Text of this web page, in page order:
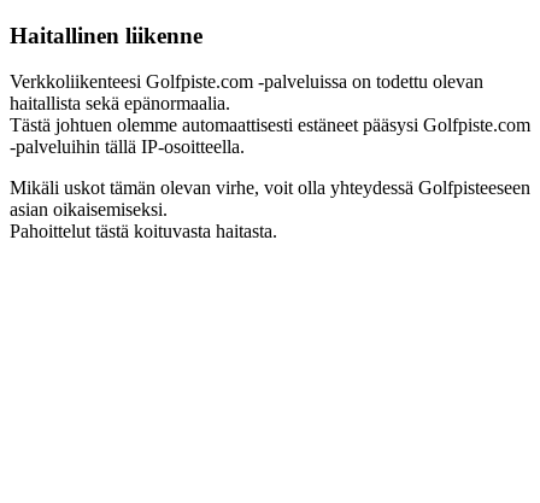
Haitallinen liikenne
Verkkoliikenteesi Golfpiste.com -palveluissa on todettu olevan
haitallista sekä epänormaalia.
Tästä johtuen olemme automaattisesti estäneet pääsysi Golfpiste.com
-palveluihin tällä IP-osoitteella.
Mikäli uskot tämän olevan virhe, voit olla yhteydessä Golfpisteeseen
asian oikaisemiseksi.
Pahoittelut tästä koituvasta haitasta.